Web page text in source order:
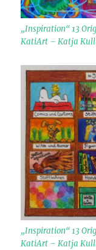
„Inspiration“ 13
KatiArt – Katja
„Inspiration“ 13
KatiArt – Katja